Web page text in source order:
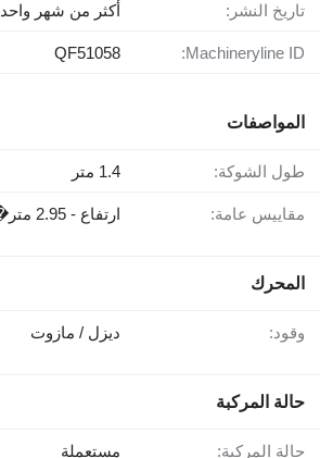
تاريخ النشر: أكثر من شهر واحد
Machineryline ID:
QF51058
المواصفات
طول الشوكة: 1.4 متر
مقاييس عامة: ارتفاع - 2.95 متر�
المحرك
وقود: ديزل / مازوت
حالة المركبة
حالة المركبة: مستعملة